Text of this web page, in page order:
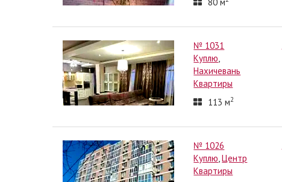
№ 1031
Куплю,
Нахичевань
Квартиры
113 м2
№ 1026
Куплю,Центр
Квартиры